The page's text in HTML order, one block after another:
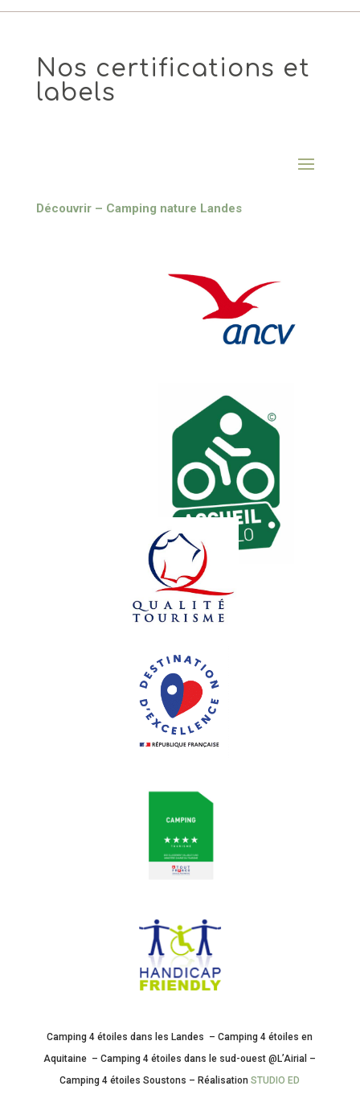
Nos certifications et
labels
Découvrir – Camping nature Landes
Camping 4 étoiles dans les Landes – Camping 4 étoiles en
Aquitaine – Camping 4 étoiles dans le sud-ouest @L’Airial –
Camping 4 étoiles Soustons – RéalisationSTUDIO ED